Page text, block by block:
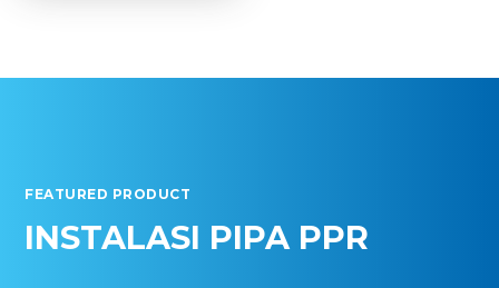
FEATURED PRODUCT
INSTALASI PIPA PPR